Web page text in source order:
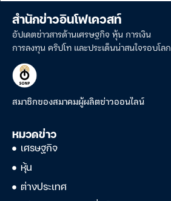
สำนักข่าวอินโฟเควสท์
อัปเดตข่าวสารด้านเศรษฐกิจ หุ้น การเงิน
การลงทุน คริปโท และประเด็นน่าสนใจรอบโลก
สมาชิกของสมาคมผู้ผลิตข่าวออนไลน์
หมวดข่าว
เศรษฐกิจ
หุ้น
ต่างประเทศ